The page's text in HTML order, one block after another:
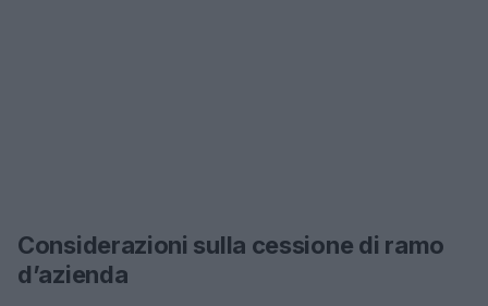
Considerazioni sulla cessione di ramo
d’azienda